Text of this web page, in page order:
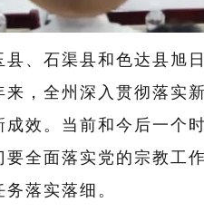
石渠县和色达县旭日
， 全州 深 入贯彻落实
成效。当前和今后一个
要全面落实党的宗教工
务落实落细。